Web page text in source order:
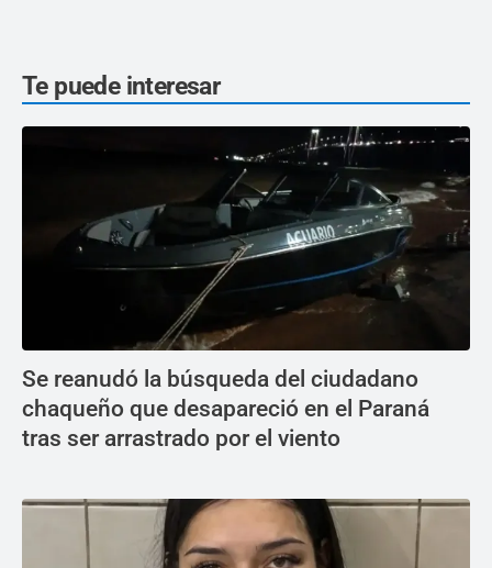
Te puede interesar
Se reanudó la búsqueda del ciudadano
chaqueño que desapareció en el Paraná
tras ser arrastrado por el viento